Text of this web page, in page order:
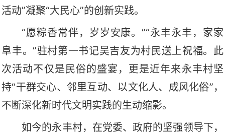
活动”凝聚“大民心”的创新实践。
“愿粽香常伴，岁岁安康。”“永丰永丰，家家
阜丰。”驻村第一书记吴吉友为村民送上祝福。 此
次活动不仅是民俗的盛宴，更是近年来永丰村坚
持“干群交心、邻里互动、以文化人、成风化俗”，
不断深化新时代文明实践的生动缩影。
如今的永丰村，在党委、政府的坚强领导下，